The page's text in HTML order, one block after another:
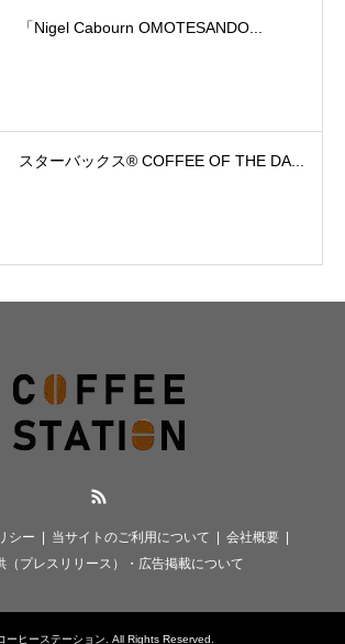
「Nigel Cabourn OMOTESANDO...
スターバックス® COFFEE OF THE DA...
シー 当サイトのご利用について
会社概要
（プレスリリース）・広告掲載について
ーヒーステーション . All Rights Reserved.